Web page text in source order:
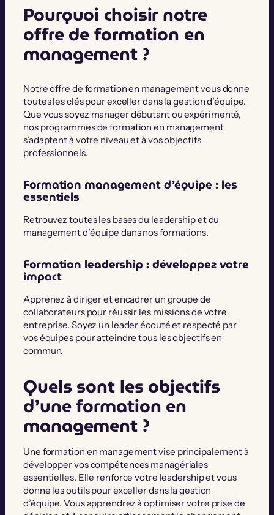
Pourquoi choisir notre
offre de formation en
management ?
Notre offre de formation en management vous donne
toutes les clés pour exceller dans la gestion d’équipe.
Que vous soyez manager débutant ou expérimenté,
nos programmes de formation en management
s’adaptent à votre niveau et à vos objectifs
professionnels.
Formation management d’équipe : les
essentiels
Retrouvez toutes les bases du leadership et du
management d’équipe dans nos formations.
Formation leadership : développez votre
impact
Apprenez à diriger et encadrer un groupe de
collaborateurs pour réussir les missions de votre
entreprise. Soyez un leader écouté et respecté par
vos équipes pour atteindre tous les objectifs en
commun.
​​Quels sont les objectifs
d’une formation en
management ?
Une formation en management vise principalement à
développer vos compétences managériales
essentielles. Elle renforce votre leadership et vous
donne les outils pour exceller dans la gestion
d’équipe. Vous apprendrez à optimiser votre prise de